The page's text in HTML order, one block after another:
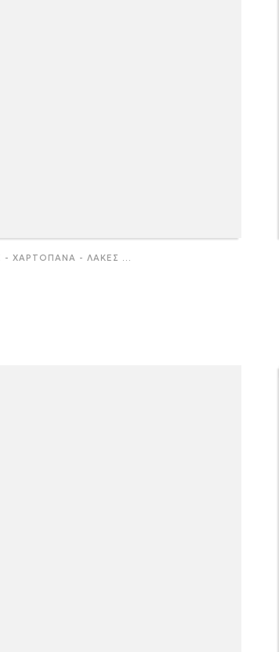
- ΧΑΡΤΌΠΑΝΑ - ΛΆΚΕΣ ...